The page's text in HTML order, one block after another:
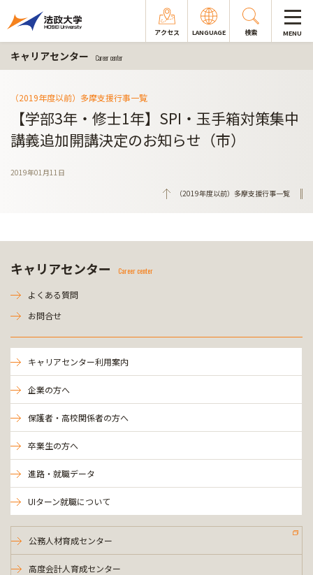
アクセス LANGUAGE 検索 MENU
キャリアセンター Career center
（2019年度以前）多摩支援行事一覧
【学部3年・修士1年】SPI・玉手箱対策集中
講義追加開講決定のお知らせ（市）
2019年01月11日
（2019年度以前）多摩支援行事一覧
キャリアセンター Career center
よくある質問
お問合せ
キャリアセンター利用案内
企業の方へ
保護者・高校関係者の方へ
卒業生の方へ
進路・就職データ
UIターン就職について
公務人材育成センター
高度会計人育成センター